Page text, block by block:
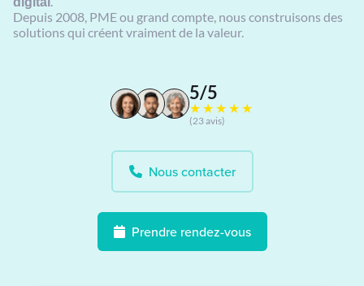
Depuis 2008, PME ou grand compte, nous construisons des
solutions qui créent vraiment de la valeur.
5/5
★★★★★
(23 avis)
Nous contacter
Prendre rendez-vous